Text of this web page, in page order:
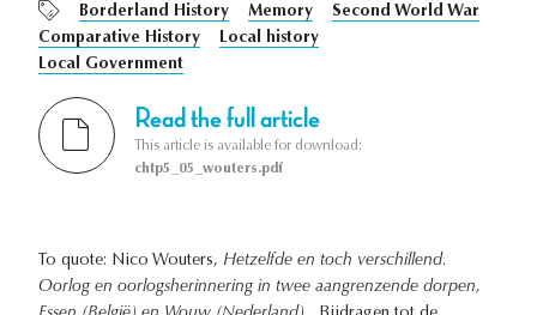
Borderland History Memory
Second World War
Comparative History
Local history
Local Government
Read the full article
This article is available for download:
chtp5_05_wouters.pdf
To quote: Nico Wouters, Hetzelfde en toch verschillend.
Oorlog en oorlogsherinnering in twee aangrenzende dorpen,